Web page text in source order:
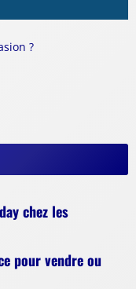
?
chez les
pour vendre ou